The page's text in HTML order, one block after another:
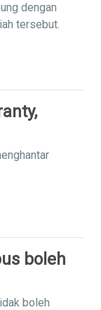
dengan
tersebut.
boleh
boleh